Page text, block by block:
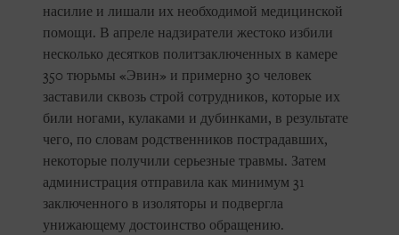
насилие и лишали их необходимой медицинской
помощи. В апреле надзиратели жестоко избили
несколько десятков политзаключенных в камере
350 тюрьмы «Эвин» и примерно 30 человек
заставили сквозь строй сотрудников, которые их
били ногами, кулаками и дубинками, в результате
чего, по словам родственников пострадавших,
некоторые получили серьезные травмы. Затем
администрация отправила как минимум 31
заключенного в изоляторы и подвергла
унижающему достоинство обращению.